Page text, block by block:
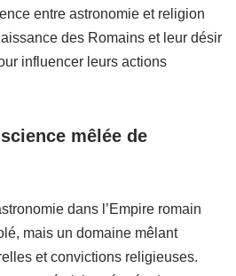
entre astronomie et religion
des Romains et leur désir
influencer leurs actions
mêlée de
dans l’Empire romain
mais un domaine mêlant
et convictions religieuses.